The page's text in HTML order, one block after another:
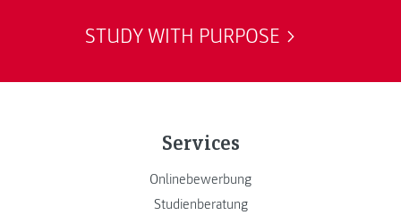
STUDY WITH PURPOSE
Services
Onlinebewerbung
Studienberatung